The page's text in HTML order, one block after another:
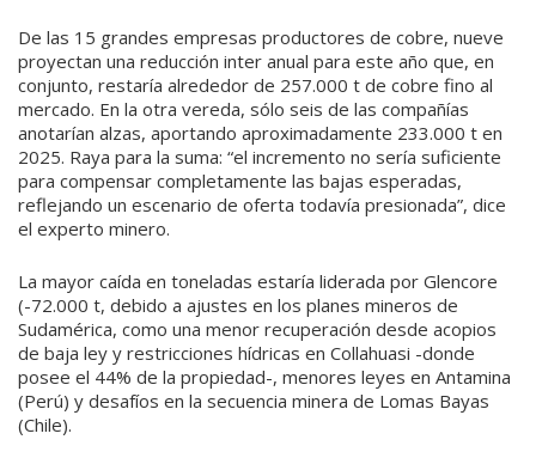
De las 15 grandes empresas productores de cobre, nueve
proyectan una reducción inter anual para este año que, en
conjunto, restaría alrededor de 257.000 t de cobre fino al
mercado. En la otra vereda, sólo seis de las compañías
anotarían alzas, aportando aproximadamente 233.000 t en
2025. Raya para la suma: “el incremento no sería suficiente
para compensar completamente las bajas esperadas,
reflejando un escenario de oferta todavía presionada”, dice
el experto minero.
La mayor caída en toneladas estaría liderada por Glencore
(-72.000 t, debido a ajustes en los planes mineros de
Sudamérica, como una menor recuperación desde acopios
de baja ley y restricciones hídricas en Collahuasi -donde
posee el 44% de la propiedad-, menores leyes en Antamina
(Perú) y desafíos en la secuencia minera de Lomas Bayas
(Chile).